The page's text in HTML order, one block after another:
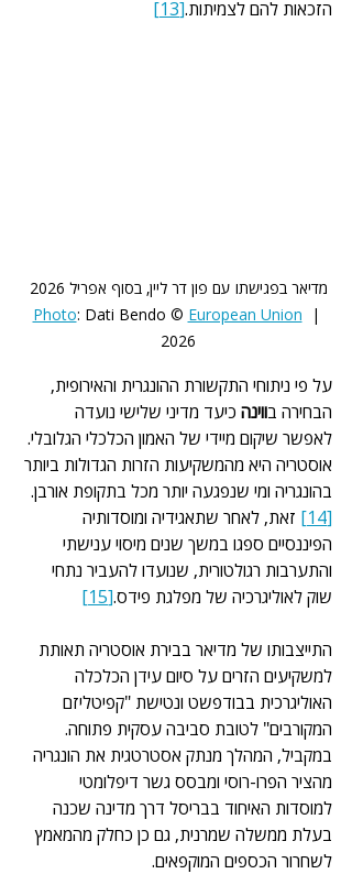
הזכאות להם לצמיתות.[13]
|
Photo: Dati Bendo © European Union
2026
על פי ניתוחי התקשורת ההונגרית והאירופית,
הבחירה בווינה כיעד מדיני שלישי נועדה
לאפשר שיקום מיידי של האמון הכלכלי הגלובלי.
אוסטריה היא מהמשקיעות הזרות הגדולות ביותר
בהונגריה ומי שנפגעה יותר מכל בתקופת אורבן.
[14]
זאת, לאחר שתאגידיה ומוסדותיה
הפיננסיים ספגו במשך שנים מיסוי ענישתי
והתערבות רגולטורית, שנועדו להעביר נתחי
שוק לאוליגרכיה של מפלגת פידס.[15]
התייצבותו של מדיאר בבירת אוסטריה תאותת
למשקיעים הזרים על סיום עידן הכלכלה
האוליגרכית בבודפשט ונטישת "קפיטליזם
המקורבים" לטובת סביבה עסקית פתוחה.
במקביל, המהלך מנתק אסטרטגית את הונגריה
מהציר הפרו-רוסי ומבסס גשר דיפלומטי
למוסדות האיחוד בבריסל דרך מדינה שכנה
בעלת ממשלה שמרנית, גם כן כחלק מהמאמץ
לשחרור הכספים המוקפאים.